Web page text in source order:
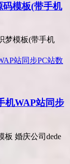
模板(带手机
模板(带手机
机WAP站同步
婚庆公司dede